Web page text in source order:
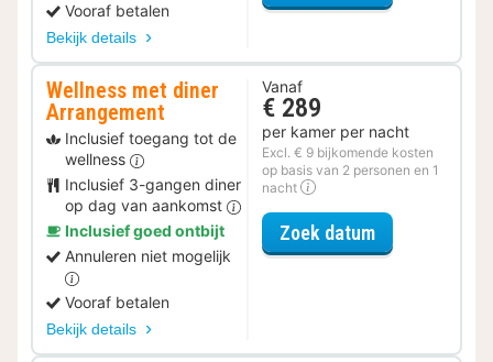
Vooraf betalen
Bekijk details
Wellness met diner
Arrangement
Inclusief toegang tot de
wellness
Inclusief 3-gangen diner
op dag van aankomst
Inclusief goed ontbijt
Annuleren niet mogelijk
Vooraf betalen
Bekijk details
Vanaf
€ 289
per kamer per nacht
Excl. € 9 bijkomende kosten
op basis van 2 personen en 1
nacht
Zoek datumvoor